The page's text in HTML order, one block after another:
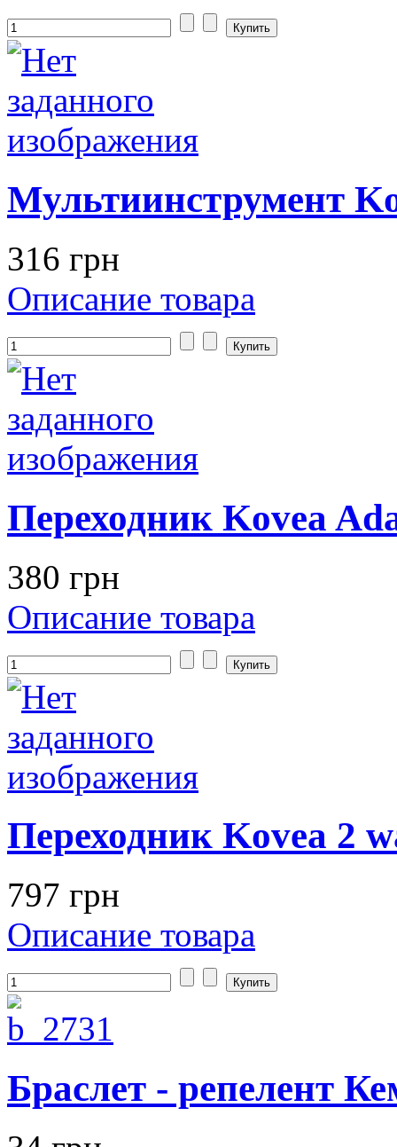
Мультиинструмент
316 грн
Описание товара
Переходник Kovea
380 грн
Описание товара
Переходник Kovea 2
797 грн
Описание товара
Браслет - репелент